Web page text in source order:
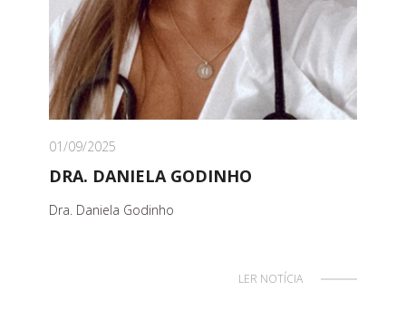
01/09/2025
DRA. DANIELA GODINHO
Dra. Daniela Godinho
LER NOTÍCIA